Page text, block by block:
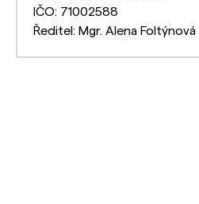
IČO: 71002588
Ředitel: Mgr. Alena Foltýnová